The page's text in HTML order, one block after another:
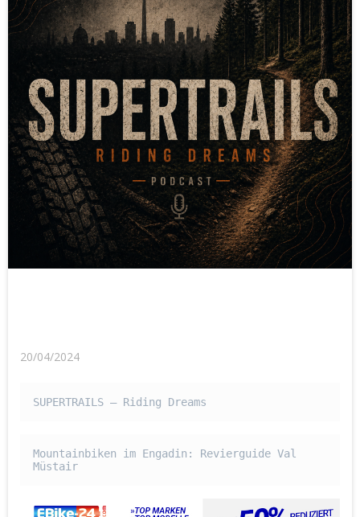
20/04/2024
SUPERTRAILS – Riding Dreams
Mountainbiken im Engadin: Revierguide Val
Müstair